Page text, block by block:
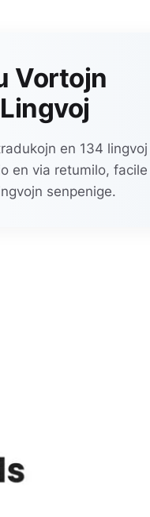
Vortojn
en 134 lingvoj
en via retumilo, facile
senpenige.